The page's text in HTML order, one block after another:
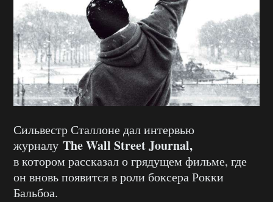
Сильвестр Сталлоне дал интервью
журналу The Wall Street Journal,
в котором рассказал о грядущем фильме, где
он вновь появится в роли боксера Рокки
Бальбоа.